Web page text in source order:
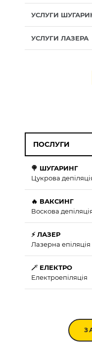
УСЛУГИ
УСЛУГИ ЛАЗЕРА
ПОСЛУГИ
🍭 ШУГАРИНГ
Цукрова
🔥 ВАКСИНГ
Воскова
⚡ ЛАЗЕР
Лазерна епіляція
🪄 ЕЛЕКТРО
Електроепіляція